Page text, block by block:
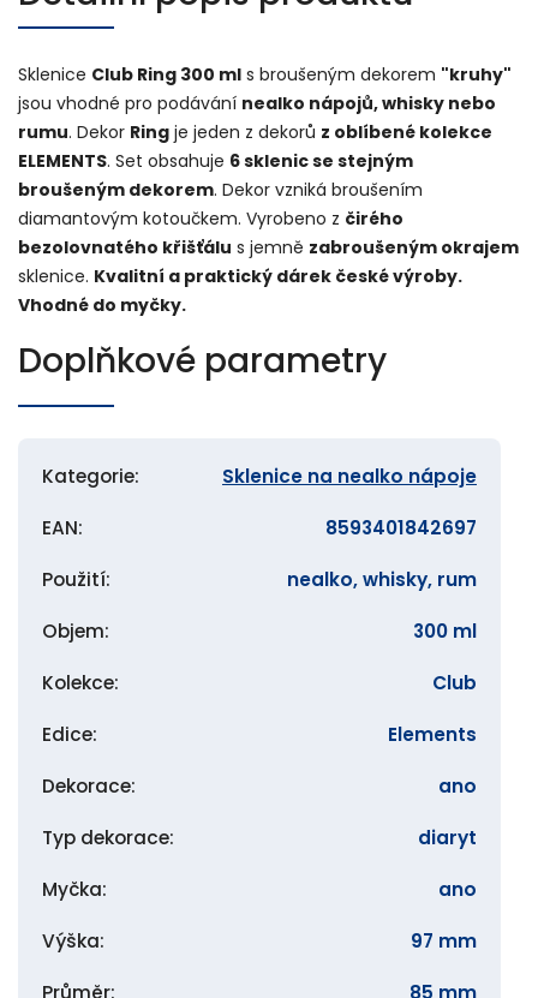
Sklenice Club Ring 300 ml s broušeným dekorem "kruhy"
jsou vhodné pro podávání nealko nápojů, whisky nebo
rumu. Dekor Ring je jeden z dekorů z oblíbené kolekce
ELEMENTS. Set obsahuje 6 sklenic se stejným
broušeným dekorem. Dekor vzniká broušením
diamantovým kotoučkem. Vyrobeno z čirého
bezolovnatého křišťálu s jemně zabroušeným okrajem
sklenice. Kvalitní a praktický dárek české výroby.
Vhodné do myčky.
Doplňkové parametry
Kategorie: Sklenice na nealko nápoje
EAN: 8593401842697
Použití: nealko, whisky, rum
Objem: 300 ml
Kolekce: Club
Edice: Elements
Dekorace: ano
Typ dekorace: diaryt
Myčka: ano
Výška: 97 mm
Průměr: 85 mm